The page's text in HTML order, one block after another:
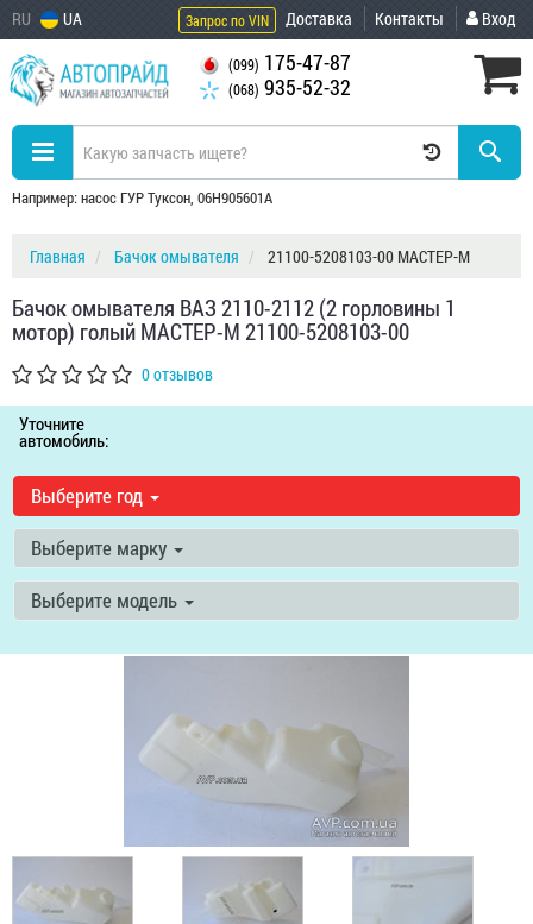
RU UA Запрос по VIN Доставка Контакты Вход
(099) 175-47-87
(068) 935-52-32
Например: насос ГУР Туксон, 06H905601A
Главная Бачок омывателя 21100-5208103-00 МАСТЕР-М
Бачок омывателя ВАЗ 2110-2112 (2 горловины 1
мотор) голый МАСТЕР-М 21100-5208103-00
0 отзывов
Уточните
автомобиль:
Выберите год
Выберите марку
Выберите модель